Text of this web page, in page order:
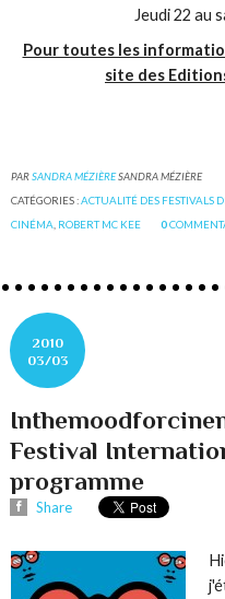
Jeudi 22 au
Pour toutes les
site des
PARSANDRA MÉZIÈRESANDRA MÉZIÈRE
CATÉGORIES :ACTUALITÉ DES FESTIVALS
CINÉMA ROBERT MC KEE 0
2010
03/03
Festival
programme
Share